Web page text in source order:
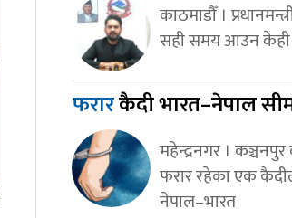
काठमाडौँ ।
सही समय आउन
फरारकैदी भारत–नेपाल
महेन्द्रनगर । कञ्चनपुर
फरार रहेका एक
नेपाल–भारत